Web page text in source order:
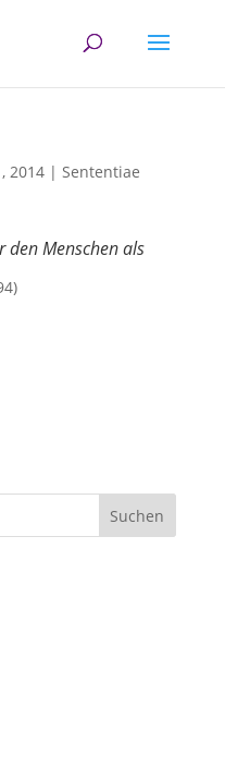
2014| Sententiae
den Menschen als